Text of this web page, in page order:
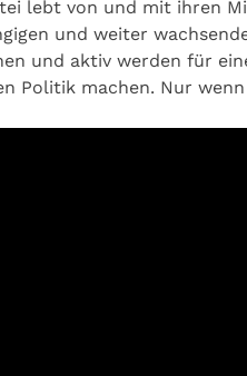
lebt von und mit ihren
und weiter
und aktiv werden für
Politik machen. Nur